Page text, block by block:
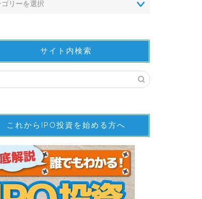
サイト内検索
これからIPO投資を始める方へ